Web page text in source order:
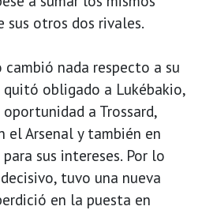
sus otros dos rivales.
nada respecto a su
obligado a Lukébakio,
a Trossard,
el Arsenal y también en
sus intereses. Por lo
tuvo una nueva
en la puesta en